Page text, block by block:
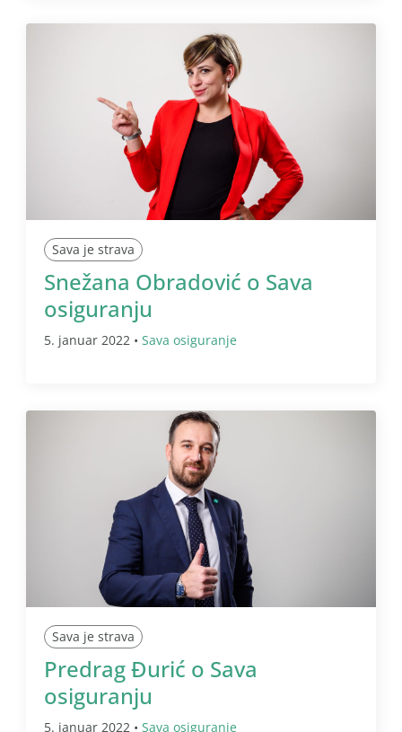
Sava je strava
Snežana Obradović o Sava
osiguranju
5. januar 2022 • Sava osiguranje
Sava je strava
Predrag Đurić o Sava
osiguranju
5. januar 2022 • Sava osiguranje